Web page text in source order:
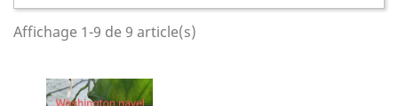
Affichage 1-9 de 9 article(s)